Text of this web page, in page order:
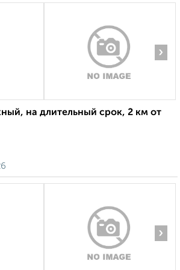
›
на длительный срок, 2 км от
›